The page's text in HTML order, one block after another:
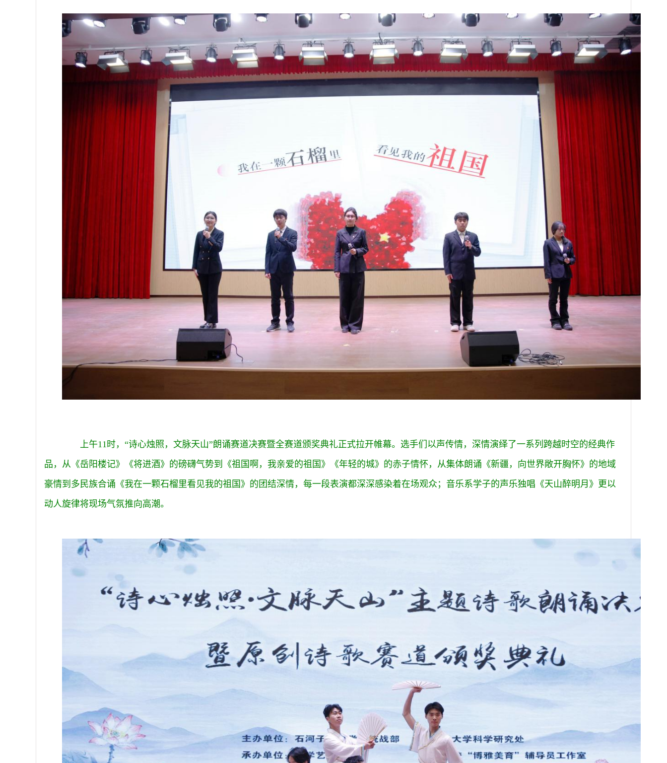
上午11时，“诗心烛照，文脉天山”朗诵赛道决赛暨全赛道颁奖典礼正式拉开帷幕。选手们以声传情，深情演绎了一系列跨越时空的经典作
品，从《岳阳楼记》《将进酒》的磅礴气势到《祖国啊，我亲爱的祖国》《年轻的城》的赤子情怀，从集体朗诵《新疆，向世界敞开胸怀》的地域
豪情到多民族合诵《我在一颗石榴里看见我的祖国》的团结深情，每一段表演都深深感染着在场观众；音乐系学子的声乐独唱《天山醉明月》更以
动人旋律将现场气氛推向高潮。